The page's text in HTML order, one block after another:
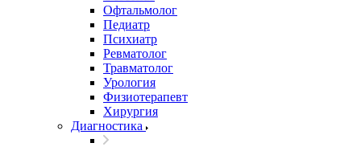
Офтальмолог
Педиатр
Психиатр
Ревматолог
Травматолог
Урология
Физиотерапевт
Хирургия
Диагностика